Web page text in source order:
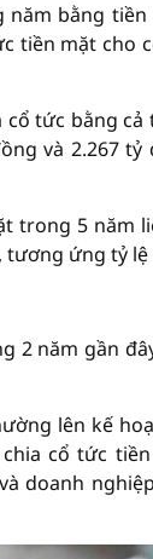
bằng
tiền mặt cho
tức bằng
và 2.267
trong 5 năm
ứng tỷ lệ
2 năm gần
lên kế
cổ tức
doanh